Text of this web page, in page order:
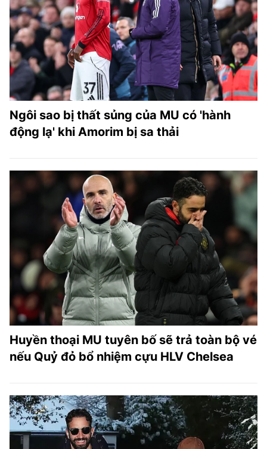
Ngôi sao bị thất sủng của MU có 'hành
động lạ' khi Amorim bị sa thải
Huyền thoại MU tuyên bố sẽ trả toàn bộ vé
nếu Quỷ đỏ bổ nhiệm cựu HLV Chelsea